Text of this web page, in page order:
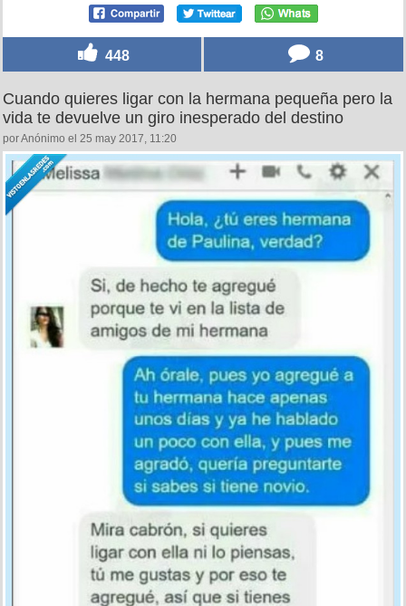
448 8
Cuando quieres ligar con la hermana pequeña pero la
vida te devuelve un giro inesperado del destino
por Anónimo el 25 may 2017, 11:20